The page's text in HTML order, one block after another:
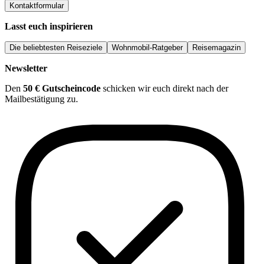
Kontaktformular
Lasst euch inspirieren
Die beliebtesten Reiseziele Wohnmobil-Ratgeber Reisemagazin
Newsletter
Den 50 € Gutscheincode schicken wir euch direkt nach der
Mailbestätigung zu.